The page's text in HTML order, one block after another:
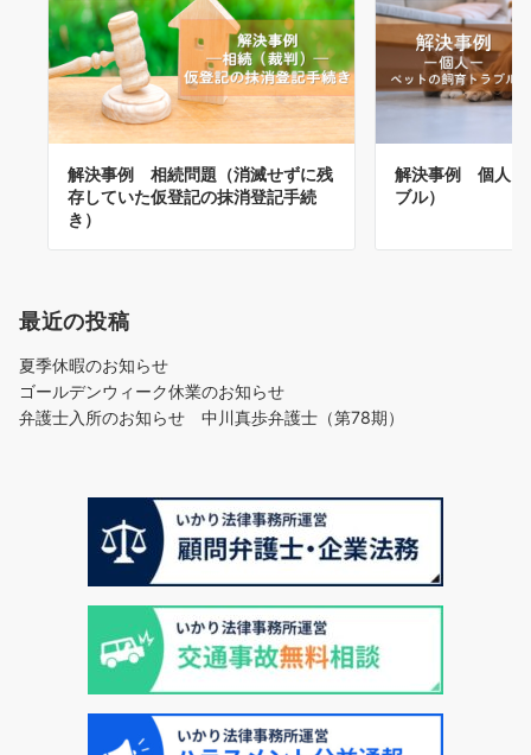
解決事例 相続問題（消滅せずに残
存していた仮登記の抹消登記手続
き）
解決事例 個人（
ブル）
最近の投稿
夏季休暇のお知らせ
ゴールデンウィーク休業のお知らせ
弁護士入所のお知らせ 中川真歩弁護士（第78期）